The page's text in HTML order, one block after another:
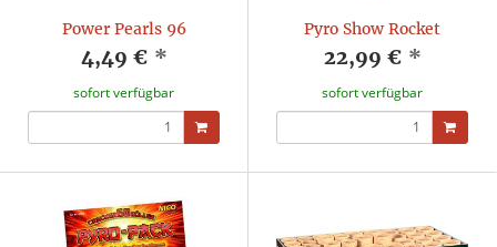
Power Pearls 96
4,49 € *
sofort verfügbar
Pyro Show Rocket
22,99 € *
sofort verfügbar